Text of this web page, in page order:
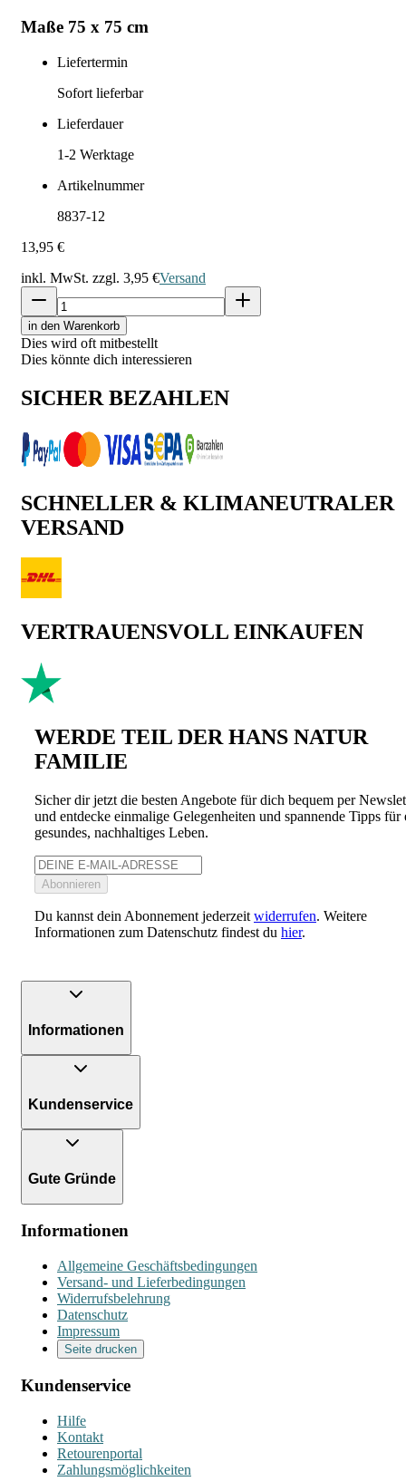
Maße 75 x 75 cm
Liefertermin
Sofort lieferbar
Lieferdauer
1-2 Werktage
Artikelnummer
8837-12
13,95 €
inkl. MwSt. zzgl. 3,95 €Versand
in den Warenkorb
Dies wird oft mitbestellt
Dies könnte dich interessieren
SICHER BEZAHLEN
SCHNELLER & KLIMANEUTRALER
VERSAND
VERTRAUENSVOLL EINKAUFEN
WERDE TEIL DER HANS NATUR
FAMILIE
Sicher dir jetzt die besten Angebote für dich bequem per
und entdecke einmalige Gelegenheiten und spannende Tipps für
gesundes, nachhaltiges Leben.
Abonnieren
Du kannst dein Abonnement jederzeit widerrufen. Weitere
Informationen zum Datenschutz findest du hier.
Informationen
Kundenservice
Gute Gründe
Informationen
Allgemeine Geschäftsbedingungen
Versand- und Lieferbedingungen
Widerrufsbelehrung
Datenschutz
Impressum
Seite drucken
Kundenservice
Hilfe
Kontakt
Retourenportal
Zahlungsmöglichkeiten